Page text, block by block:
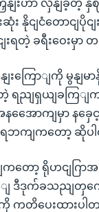
ြှနျးဟာ လှနျခဲ့တဲ့
နိုငျငံတောငျပိုင
ငျးရတဲ့ ခရီးဝေးမှာ
ကြောျကို မွနျမာနို
းတဲ့ ရညျရှယျခက
နအေောကျမှာ န
းရဘကျကတော့ ဆိုပ
ကတော့ ရိုဟငျဂြ
ယ့ျ ဒီဒုက်ခသညျတှ
ကတိပေးထားပါတ